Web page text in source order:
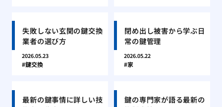
失敗しない玄関の鍵交換
業者の選び方
2026.05.23
鍵交換
閉め出し被害から学ぶ日
常の鍵管理
2026.05.22
家
最新の鍵事情に詳しい技
鍵の専門家が語る最新の